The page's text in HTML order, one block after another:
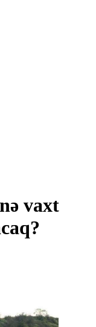
vaxt